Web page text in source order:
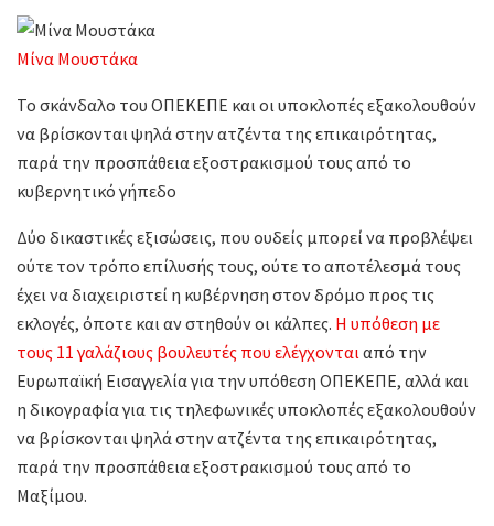
Μίνα Μουστάκα
Το σκάνδαλο του ΟΠΕΚΕΠΕ και οι υποκλοπές εξακολουθούν
να βρίσκονται ψηλά στην ατζέντα της επικαιρότητας,
παρά την προσπάθεια εξοστρακισμού τους από το
κυβερνητικό γήπεδο
Δύο δικαστικές εξισώσεις, που ουδείς μπορεί να προβλέψει
ούτε τον τρόπο επίλυσής τους, ούτε το αποτέλεσμά τους
έχει να διαχειριστεί η κυβέρνηση στον δρόμο προς τις
εκλογές, όποτε και αν στηθούν οι κάλπες. Η υπόθεση με
τους 11 γαλάζιους βουλευτές που ελέγχονται από την
Ευρωπαϊκή Εισαγγελία για την υπόθεση ΟΠΕΚΕΠΕ, αλλά και
η δικογραφία για τις τηλεφωνικές υποκλοπές εξακολουθούν
να βρίσκονται ψηλά στην ατζέντα της επικαιρότητας,
παρά την προσπάθεια εξοστρακισμού τους από το
Μαξίμου.